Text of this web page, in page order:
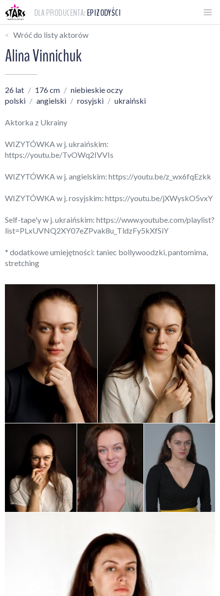
DLA PRODUCENTA: EPIZODYŚCI
Wróć do listy aktorów
Alina Vinnichuk
26 lat 176 cm
niebieskie oczy
polski
angielski rosyjski ukraiński
Aktorka z Ukrainy
WIZYTÓWKA w j. ukraińskim:
https://youtu.be/TvOWq2IVVIs
WIZYTÓWKA w j. angielskim: https://youtu.be/z_wx6fqEzkk
WIZYTÓWKA w j. rosyjskim: https://youtu.be/jXWyskO5vxY
Self-tape'y w j. ukraińskim: https://www.youtube.com/playlist?
list=PLxUVNQ2XY07eZPvak8u_TldzFy5kXfSiY
* dodatkowe umiejętności: taniec bollywoodzki, pantomima,
stretching